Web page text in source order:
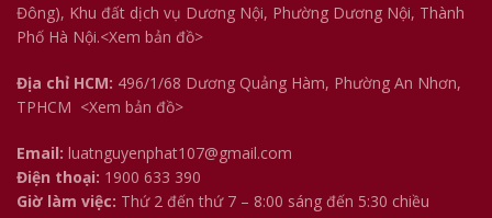
Đông), Khu đất dịch vụ Dương Nội, Phường Dương Nội, Thành
Phố Hà Nội.<Xem bản đồ>
Địa chỉ HCM: 496/1/68 Dương Quảng Hàm, Phường An Nhơn,
TPHCM <Xem bản đồ>
Email: luatnguyenphat107@gmail.com
Điện thoại: 1900 633 390
Giờ làm việc: Thứ 2 đến thứ 7 – 8:00 sáng đến 5:30 chiều